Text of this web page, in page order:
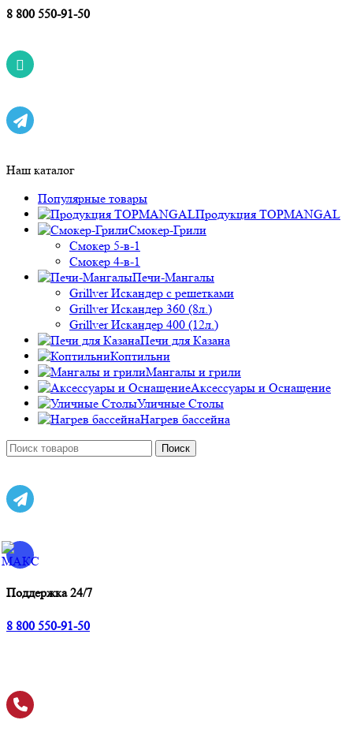
8 800 550-91-50
Наш каталог
Популярные товары
Продукция TOPMANGAL
Смокер-Грили
Смокер 5-в-1
Смокер 4-в-1
Печи-Мангалы
Grillver Искандер с решетками
Grillver Искандер 360 (8л.)
Grillver Искандер 400 (12л.)
Печи для Казана
Коптильни
Мангалы и грили
Аксессуары и Оснащение
Уличные Столы
Нагрев бассейна
Поиск
Поддержка 24/7
8 800 550-91-50